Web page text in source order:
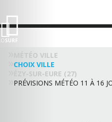
SURF
MÉTÉO VILLE
CHOIX VILLE
ÉZY-SUR-EURE (27)
PRÉVISIONS MÉTÉO 11 À 16